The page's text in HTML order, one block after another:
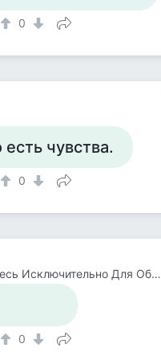
0
есть чувства.
0
Мисис Мартал( Здесь Исключительно Для Общения)
0